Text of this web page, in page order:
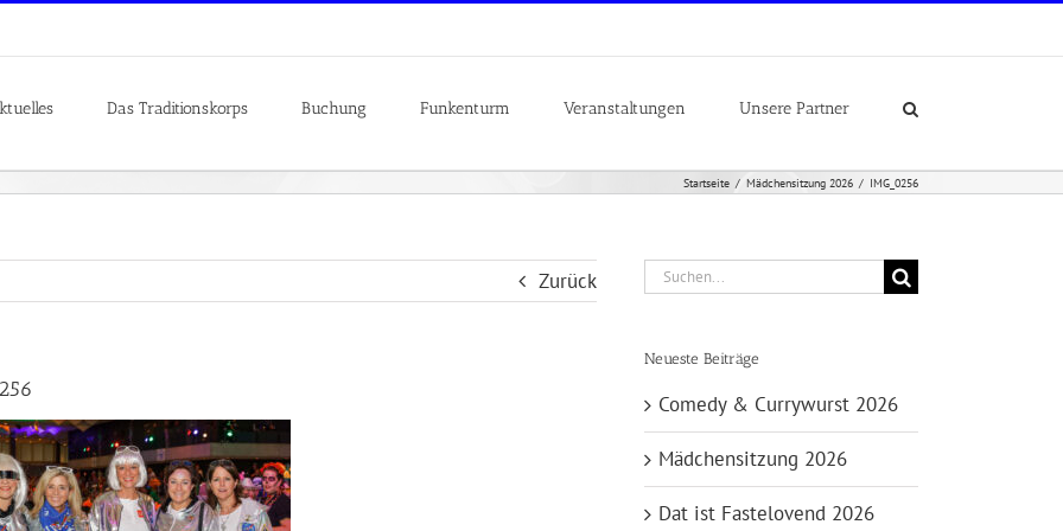
Das Traditionskorps Buchung Funkenturm Veranstaltungen Unsere Partner
Startseite Mädchensitzung 2026 IMG_0256
Zurück
Suche
nach:
Neueste Beiträge
Comedy & Currywurst 2026
Mädchensitzung 2026
Dat ist Fastelovend 2026